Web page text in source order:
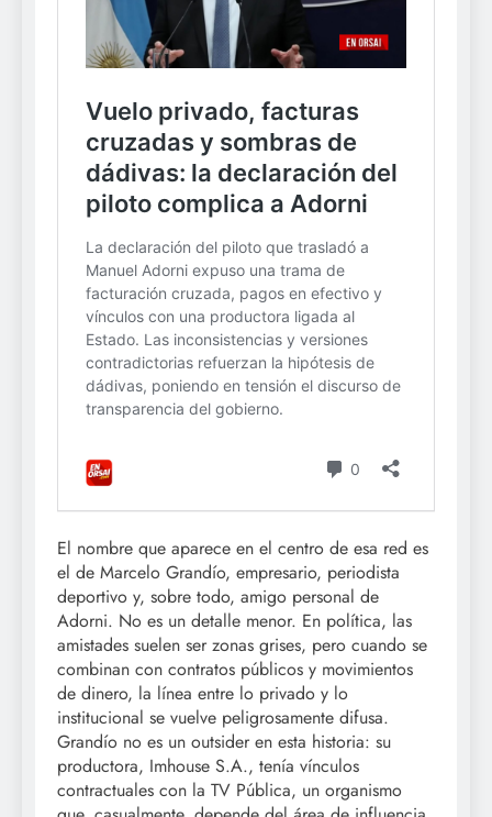
El nombre que aparece en el centro de esa red es
el de Marcelo Grandío, empresario, periodista
deportivo y, sobre todo, amigo personal de
Adorni. No es un detalle menor. En política, las
amistades suelen ser zonas grises, pero cuando se
combinan con contratos públicos y movimientos
de dinero, la línea entre lo privado y lo
institucional se vuelve peligrosamente difusa.
Grandío no es un outsider en esta historia: su
productora, Imhouse S.A., tenía vínculos
contractuales con la TV Pública, un organismo